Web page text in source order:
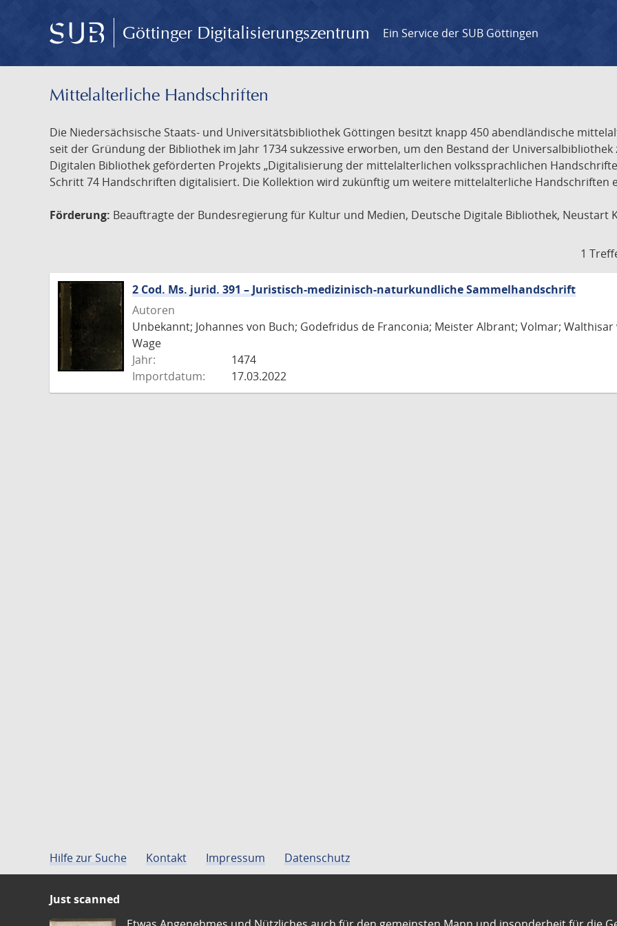
Göttinger Digitalisierungszentrum Ein Service der SUB Göttingen
Mittelalterliche Handschriften
Die Niedersächsische Staats- und Universitätsbibliothek Göttingen besitzt knapp 450 abendländische
seit der Gründung der Bibliothek im Jahr 1734 sukzessive erworben, um den Bestand der
Digitalen Bibliothek geförderten Projekts „Digitalisierung der mittelalterlichen volkssprachlichen
Schritt 74 Handschriften digitalisiert. Die Kollektion wird zukünftig um weitere mittelalterliche Handschriften
Förderung: Beauftragte der Bundesregierung für Kultur und Medien, Deutsche Digitale Bibliothek, Neustart
1
2 Cod. Ms. jurid. 391 – Juristisch-medizinisch-naturkundliche Sammelhandschrift
Autoren
Unbekannt; Johannes von Buch; Godefridus de Franconia; Meister Albrant; Volmar;
Wage
Jahr:
1474
Importdatum:
17.03.2022
Hilfe zur Suche Kontakt Impressum Datenschutz
Just scanned